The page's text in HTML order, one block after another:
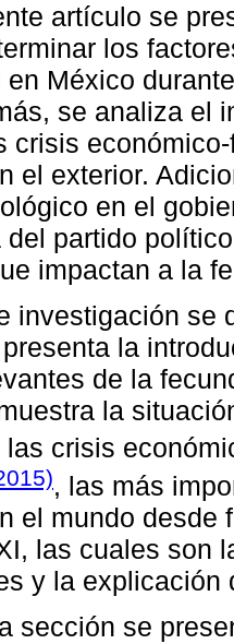
artículo se
los
México
se analiza el
crisis
el exterior.
en el
del partido
impactan a la
investigación se
la
de la
la
las crisis
, las más
el mundo desde
las cuales son
y la explicación
sección se